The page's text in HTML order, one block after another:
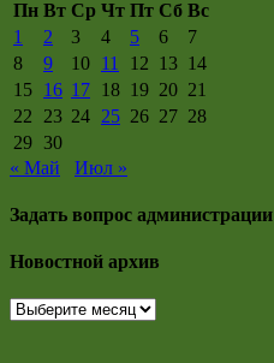
Пн Вт Ср Чт Пт Сб Вс
1
2 3 4 5 6
7
8
9 10 11 12 13 14
15 16 17 18 19 20 21
22
23 24 25 26 27 28
29 30
« Май
Июл »
Задать вопрос администрации
Новостной архив
Новостной